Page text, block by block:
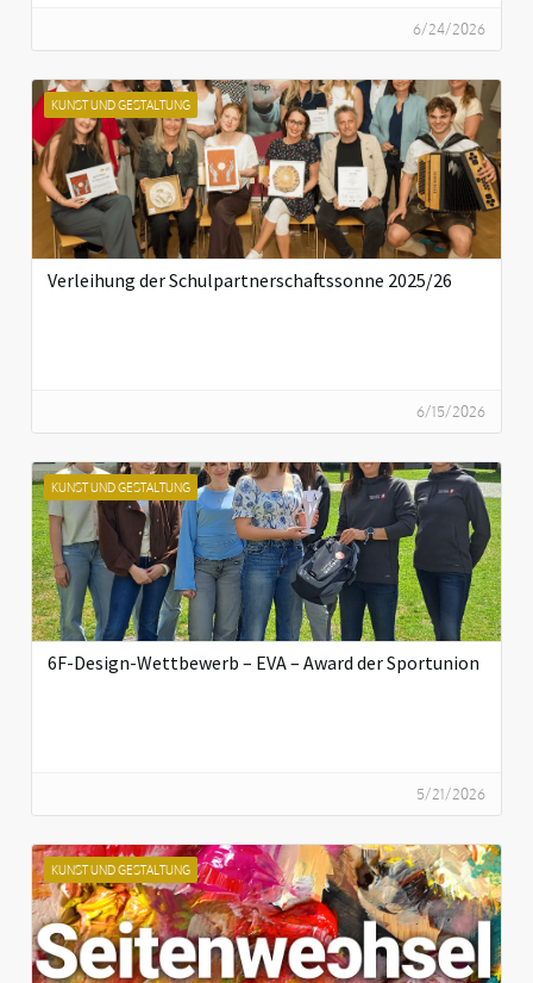
6/24/2026
KUNST UND GESTALTUNG
Verleihung der Schulpartnerschaftssonne 2025/26
6/15/2026
KUNST UND GESTALTUNG
6F-Design-Wettbewerb – EVA – Award der Sportunion
5/21/2026
KUNST UND GESTALTUNG